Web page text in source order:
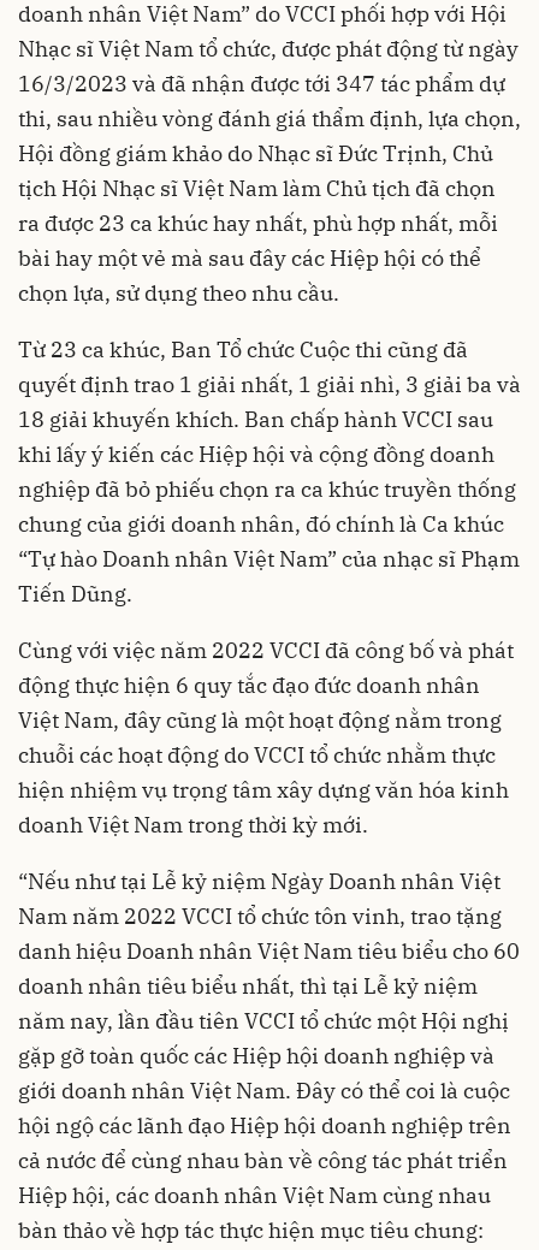
doanh nhân Việt Nam” do VCCI phối hợp với Hội
Nhạc sĩ Việt Nam tổ chức, được phát động từ ngày
16/3/2023 và đã nhận được tới 347 tác phẩm dự
thi, sau nhiều vòng đánh giá thẩm định, lựa chọn,
Hội đồng giám khảo do Nhạc sĩ Đức Trịnh, Chủ
tịch Hội Nhạc sĩ Việt Nam làm Chủ tịch đã chọn
ra được 23 ca khúc hay nhất, phù hợp nhất, mỗi
bài hay một vẻ mà sau đây các Hiệp hội có thể
chọn lựa, sử dụng theo nhu cầu.
Từ 23 ca khúc, Ban Tổ chức Cuộc thi cũng đã
quyết định trao 1 giải nhất, 1 giải nhì, 3 giải ba và
18 giải khuyến khích. Ban chấp hành VCCI sau
khi lấy ý kiến các Hiệp hội và cộng đồng doanh
nghiệp đã bỏ phiếu chọn ra ca khúc truyền thống
chung của giới doanh nhân, đó chính là Ca khúc
“Tự hào Doanh nhân Việt Nam” của nhạc sĩ Phạm
Tiến Dũng.
Cùng với việc năm 2022 VCCI đã công bố và phát
động thực hiện 6 quy tắc đạo đức doanh nhân
Việt Nam, đây cũng là một hoạt động nằm trong
chuỗi các hoạt động do VCCI tổ chức nhằm thực
hiện nhiệm vụ trọng tâm xây dựng văn hóa kinh
doanh Việt Nam trong thời kỳ mới.
“Nếu như tại Lễ kỷ niệm Ngày Doanh nhân Việt
Nam năm 2022 VCCI tổ chức tôn vinh, trao tặng
danh hiệu Doanh nhân Việt Nam tiêu biểu cho 60
doanh nhân tiêu biểu nhất, thì tại Lễ kỷ niệm
năm nay, lần đầu tiên VCCI tổ chức một Hội nghị
gặp gỡ toàn quốc các Hiệp hội doanh nghiệp và
giới doanh nhân Việt Nam. Đây có thể coi là cuộc
hội ngộ các lãnh đạo Hiệp hội doanh nghiệp trên
cả nước để cùng nhau bàn về công tác phát triển
Hiệp hội, các doanh nhân Việt Nam cùng nhau
bàn thảo về hợp tác thực hiện mục tiêu chung: